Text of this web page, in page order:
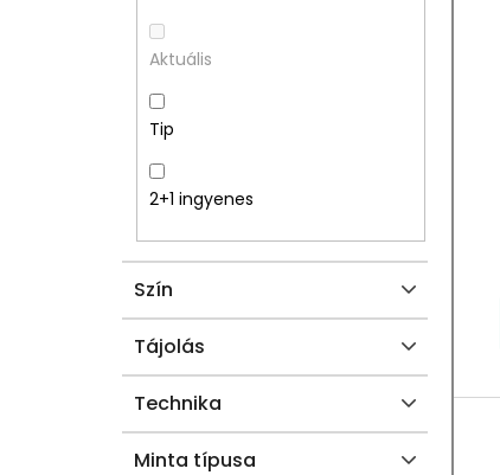
Aktuális
Tip
2+1 ingyenes
Szín
Tájolás
Technika
Minta típusa
J